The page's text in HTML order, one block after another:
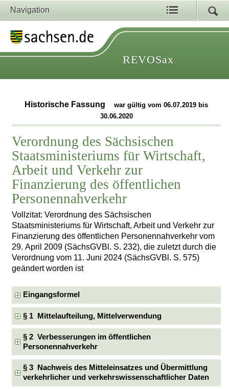
Navigation
REVOSax
Historische Fassung
war gültig vom 06.07.2019 bis
30.06.2020
Verordnung des Sächsischen
Staatsministeriums für Wirtschaft,
Arbeit und Verkehr zur
Finanzierung des öffentlichen
Personennahverkehr
Vollzitat: Verordnung des Sächsischen
Staatsministeriums für Wirtschaft, Arbeit und Verkehr zur
Finanzierung des öffentlichen Personennahverkehr vom
29. April 2009 (SächsGVBl. S. 232), die zuletzt durch die
Verordnung vom 11. Juni 2024 (SächsGVBl. S. 575)
geändert worden ist
Eingangsformel
§ 1 Mittelaufteilung, Mittelverwendung
§ 2 Verbesserungen im öffentlichen
Personennahverkehr
§ 3 Nachweis des Mitteleinsatzes und Übermittlung
verkehrlicher und verkehrswissenschaftlicher Daten